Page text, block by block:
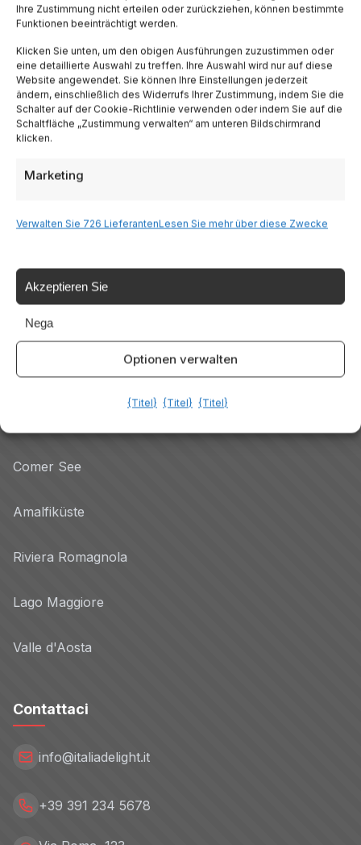
Ihre Zustimmung nicht erteilen oder zurückziehen, können bestimmte
Funktionen beeinträchtigt werden.
Klicken Sie unten, um den obigen Ausführungen zuzustimmen oder
eine detaillierte Auswahl zu treffen. Ihre Auswahl wird nur auf diese
Website angewendet. Sie können Ihre Einstellungen jederzeit
ändern, einschließlich des Widerrufs Ihrer Zustimmung, indem Sie die
Schalter auf der Cookie-Richtlinie verwenden oder indem Sie auf die
Schaltfläche „Zustimmung verwalten“ am unteren Bildschirmrand
klicken.
Marketing
Verwalten Sie 726 LieferantenLesen Sie mehr über diese Zwecke
Akzeptieren Sie
Nega
Optionen verwalten
{Titel} {Titel} {Titel}
Trentino
Piemonte
Liguria
Sardinien
Tutte le Regioni →
Destinazioni
Gardasee
Comer See
Amalfiküste
Riviera Romagnola
Lago Maggiore
Valle d'Aosta
Contattaci
info@italiadelight.it
+39 391 234 5678